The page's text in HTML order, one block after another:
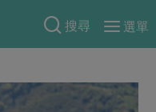
搜尋
選單